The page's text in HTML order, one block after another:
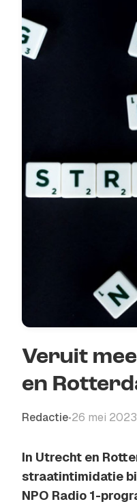
Veruit
en
Redactie•26 mei
In Utrecht en
straatintimidatie
NPO Radio 1-